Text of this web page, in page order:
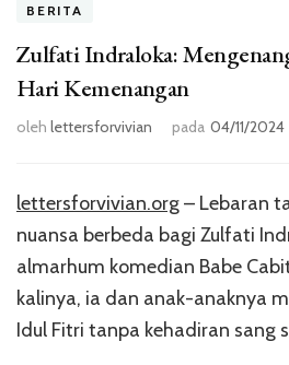
BERITA
Zulfati Indraloka:
Hari Kemenangan
oleh lettersforvivian pada 04/11/2024
lettersforvivian.org– Lebaran
nuansa berbeda bagi Zulfati
almarhum komedian Babe
kalinya, ia dan anak-anaknya
Idul Fitri tanpa kehadiran sang